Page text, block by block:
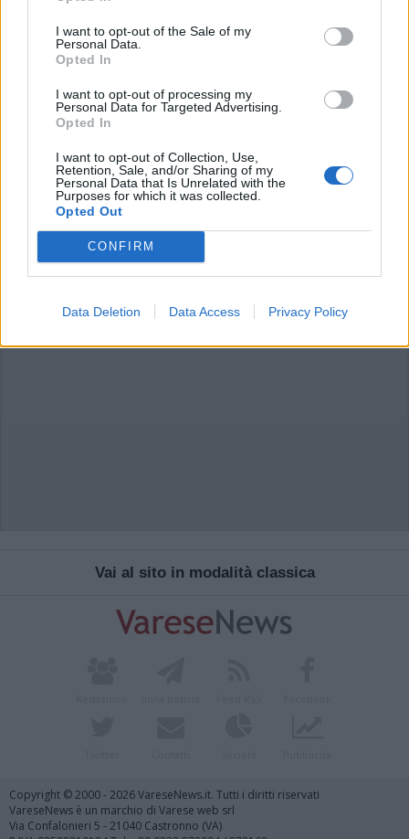
I want to opt-out of the Sale of my
Personal Data.
Opted In
I want to opt-out of processing my
Personal Data for Targeted Advertising.
Opted In
I want to opt-out of Collection, Use,
Retention, Sale, and/or Sharing of my
Personal Data that Is Unrelated with the
Purposes for which it was collected.
Opted Out
CONFIRM
Data Deletion Data Access Privacy Policy
Commenti
Accedioregistratiper commentare questo
L'email è richiesta ma non verrà mostrata ai visitatori. Il contenuto di questo
commento esprime il pensiero dell'autore e non rappresenta la linea editoriale
di VareseNews.it, che rimane autonoma e indipendente. I messaggi inclusi nei
commenti non sono testi giornalistici, ma post inviati dai singoli lettori che
possono essere automaticamente pubblicati senza filtro preventivo. I commenti
che includano uno o più link a siti esterni verranno rimossi in automatico dal
Vai al sito in modalità classica
Copyright © 2000 - 2026 VareseNews.it. Tutti i diritti riservati
VareseNews è un marchio di Varese web srl
Via Confalonieri 5 - 21040 Castronno (VA)